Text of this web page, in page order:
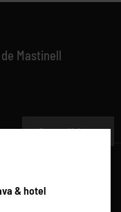
Mastinell
Suscribirse
& hotel